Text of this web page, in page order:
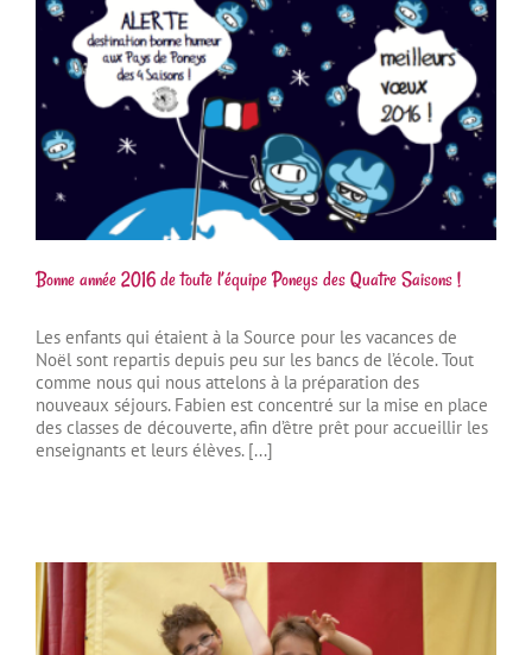
Bonne année 2016 de toute l’équipe Poneys des Quatre Saisons !
Les enfants qui étaient à la Source pour les vacances de
Noël sont repartis depuis peu sur les bancs de l’école. Tout
comme nous qui nous attelons à la préparation des
nouveaux séjours. Fabien est concentré sur la mise en place
des classes de découverte, afin d’être prêt pour accueillir les
enseignants et leurs élèves. [...]